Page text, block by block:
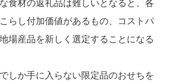
食材の返礼品は難しいとなると、各
らし付加価値があるもの、コストパ
場産品を新しく選定することになる
しか手に入らない限定品のおせちを